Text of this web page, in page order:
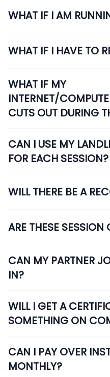
WHAT IF I AM
WHAT IF I HAVE TO
WHAT IF MY
INTERNET/
CUTS OUT DURING
CAN I USE MY
FOR EACH SESSION?
WILL THERE BE A
ARE THESE
CAN MY PARTNER
IN?
WILL I GET A
SOMETHING ON
CAN I PAY OVER
MONTHLY?